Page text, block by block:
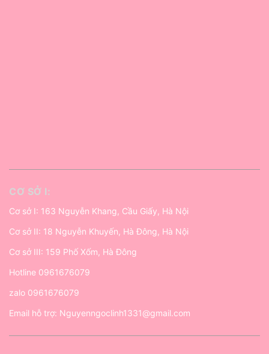
CƠ SỞ I:
Cơ sở I: 163 Nguyễn Khang, Cầu Giấy, Hà Nội
Cơ sở II: 18 Nguyễn Khuyến, Hà Đông, Hà Nội
Cơ sở III: 159 Phố Xốm, Hà Đông
Hotline 0961676079
zalo 0961676079
Email hỗ trợ: Nguyenngoclinh1331@gmail.com